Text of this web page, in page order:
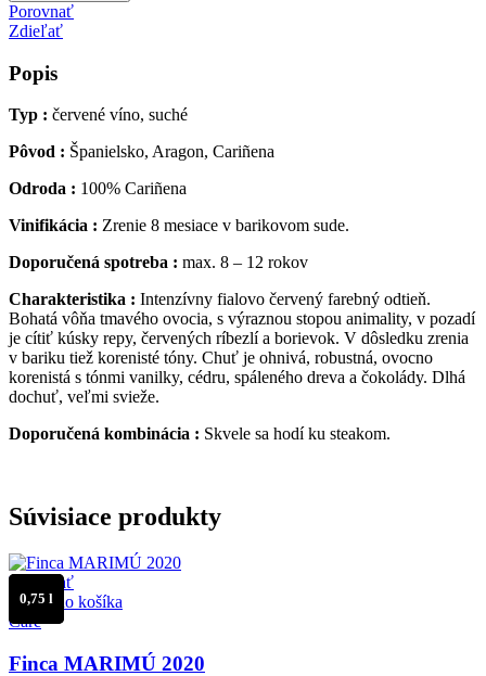
Porovnať
Zdieľať
Popis
Typ : červené víno, suché
Pôvod : Španielsko, Aragon, Cariñena
Odroda : 100% Cariñena
Vinifikácia : Zrenie 8 mesiace v barikovom sude.
Doporučená spotreba : max. 8 – 12 rokov
Charakteristika : Intenzívny fialovo červený farebný odtieň.
Bohatá vôňa tmavého ovocia, s výraznou stopou animality, v pozadí
je cítiť kúsky repy, červených ríbezlí a borievok. V dôsledku zrenia
v bariku tiež korenisté tóny. Chuť je ohnivá, robustná, ovocno
korenistá s tónmi vanilky, cédru, spáleného dreva a čokolády. Dlhá
dochuť, veľmi svieže.
Doporučená kombinácia : Skvele sa hodí ku steakom.
Súvisiace produkty
Porovnať
Pridať do košíka
Care
Finca MARIMÚ 2020
0,75 l